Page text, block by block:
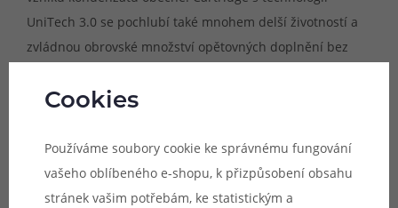
UniTech 3.0 se pochlubí také mnohem delší životností a
zvládnou obrovské množství opětovných doplnění bez
Automatické spínání potahu
Ačkoliv e-cigareta NeXLIM 2 disponuje tlačítkem, neslouží
toto tlačítko již pro spínání žhavení. Místo toho je model
vybaven moderním systémem automatického spínání
Cookies
Používáme soubory cookie ke správnému fungování
vašeho oblíbeného e-shopu, k přizpůsobení obsahu
stránek vašim potřebám, ke statistickým a